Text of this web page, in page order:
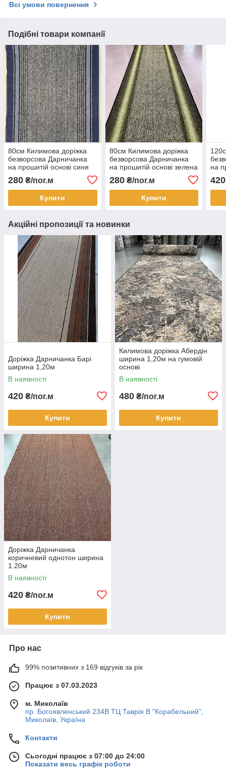
Всі умови повернення
Подібні товари компанії
80см Килимова доріжка
безворсова Дарничанка
на прошитій основі синя
280 ₴/пог.м
Купити
80см Килимова доріжка
безворсова Дарничанка
на прошитій основі зелена
280₴/пог.м
Купити
на
420
Акційні пропозиції та новинки
Доріжка Дарничанка Барі
ширина 1,20м
В наявності
420 ₴/пог.м
Купити
Килимова доріжка Абердін
ширина 1,20м на гумовій
основі
В наявності
480 ₴/пог.м
Купити
Доріжка Дарничанка
коричневий однотон ширина
1.20м
В наявності
420 ₴/пог.м
Купити
Про нас
99% позитивних з 169 відгуків за рік
Працює з 07.03.2023
м. Миколаїв
пр. Богоявленський 234В ТЦ Таврія В "Корабельний",
Миколаїв, Україна
Контакти
Сьогодні працює з 07:00 до 24:00
Показати весь графік роботи